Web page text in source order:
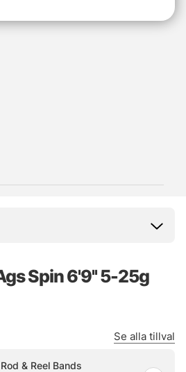
Spin 6'9'' 5-25g
Se alla tillval
& Reel Bands